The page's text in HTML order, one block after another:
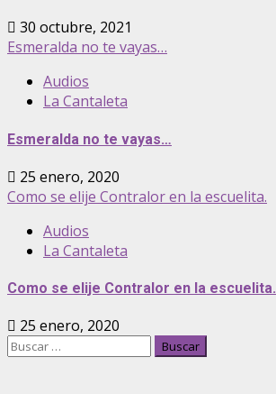
30 octubre, 2021
Esmeralda no te vayas…
Audios
La Cantaleta
Esmeralda no te vayas…
25 enero, 2020
Como se elije Contralor en la escuelita.
Audios
La Cantaleta
Como se elije Contralor en la escuelita.
25 enero, 2020
Buscar: